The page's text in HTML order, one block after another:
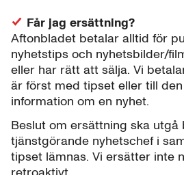
Får jag ersättning?
Aftonbladet betalar alltid för
nyhetstips och nyhetsbilder/
eller har rätt att sälja. Vi
är först med tipset eller till
information om en nyhet.
Beslut om ersättning ska utgå
tjänstgörande nyhetschef i
tipset lämnas. Vi ersätter inte